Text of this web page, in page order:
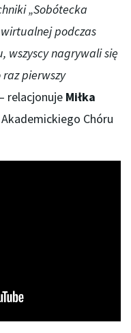
„Sobótecka
podczas
wszyscy nagrywali się
pierwszy
– relacjonuje Miłka
Chóru